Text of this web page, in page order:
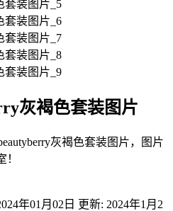
灰褐色套装图片
灰褐色套装图片，图片
年01月02日 更新: 2024年1月2